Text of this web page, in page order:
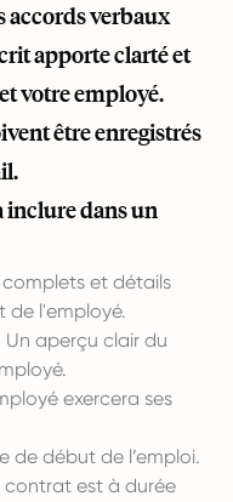
accords verbaux
apporte clarté et
votre employé.
être enregistrés
inclure dans un
complets et détails
de l'employé.
Un aperçu clair du
exercera ses
de début de l’emploi.
contrat est à durée